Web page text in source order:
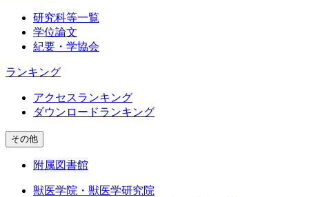
研究科等一覧
学位論文
紀要・学協会
ランキング
アクセスランキング
ダウンロードランキング
その他
附属図書館
獣医学院・獣医学研究院